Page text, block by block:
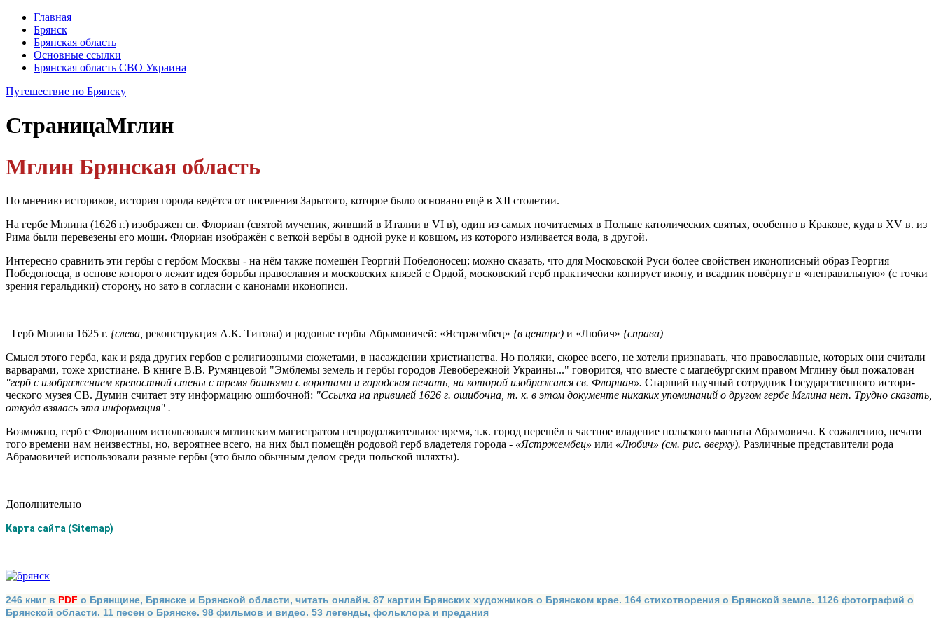
Главная
Брянск
Брянская область
Основные ссылки
Брянская область СВО Украина
Путешествие по Брянску
СтраницаМглин
Мглин Брянская область
По мнению историков, история города ведётся от поселения Зарытого, которое было основано ещё в XII столетии.
На гербе Мглина (1626 г.) изображен св. Флориан (святой мученик, живший в Италии в VI в), один из самых почитаемых в Польше католических святых, особенно в Кракове, куда в XV в. из
Рима были перевезены его мощи. Флориан изображён с веткой вербы в одной руке и ковшом, из которого изливается вода, в другой.
Интересно сравнить эти гербы с гербом Москвы - на нём также помещён Геор­гий Победоносец: можно сказать, что для Московской Руси более свойствен ико­нописный образ Георгия
Победоносца, в основе которого лежит идея борьбы православия и московских князей с Ордой, московский герб практически копи­рует икону, и всадник повёрнут в «неправильную» (с точки
зрения геральдики) сторону, но зато в согласии с канонами иконописи.
Герб Мглина 1625 г. {слева, реконструкция А.К. Титова) и родовые гербы Абрамовичей: «Ястржембец» {в центре) и «Любич» {справа)
Смысл этого герба, как и ряда других гербов с религиозными сюжетами, в насаждении христианства. Но поляки, скорее всего, не хотели признавать, что православные, которых они считали
варварами, тоже христиане. В книге В.В. Румянцевой "Эмблемы земель и гербы городов Левобережной Украины..." говорится, что вместе с магдебургским правом Мглину был пожалован
"герб с изображением крепостной стены с тремя башнями с ворота­ми и городская печать, на которой изображался св. Флориан». Старший научный сотрудник Государственного истори­
ческого музея СВ. Думин считает эту информацию ошибочной: "Ссылка на привилей 1626 г. ошибочна, т. к. в этом документе ника­ких упоминаний о другом гербе Мглина нет. Трудно сказать,
откуда взялась эта информация" .
Возможно, герб с Флорианом использовался мглинским магист­ратом непродолжительное время, т.к. город перешёл в частное вла­дение польского магната Абрамовича. К сожалению, печати
того времени нам неизвестны, но, вероятнее всего, на них был помещён родовой герб владетеля города - «Ястржембец» или «Любич» (см. рис. вверху). Различные представители рода
Абрамовичей исполь­зовали разные гербы (это было обычным делом среди польской шляхты).
Дополнительно
Карта сайта (Sitemap)
246 книг в PDF о Брянщине, Брянске и Брянской области, читать онлайн. 87 картин Брянских художников о Брянском крае. 164 стихотворения о Брянской земле. 1126 фотографий о
Брянской области. 11 песен о Брянске. 98 фильмов и видео. 53 легенды, фольклора и предания